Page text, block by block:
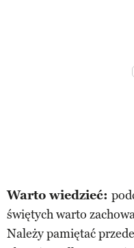
Warto wiedzieć:
świętych warto
Należy pamiętać